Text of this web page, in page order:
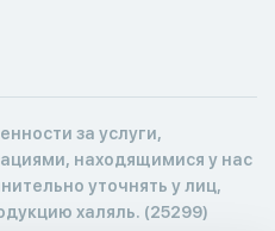
за услуги,
находящимися у нас
уточнять у лиц,
халяль. (25299)